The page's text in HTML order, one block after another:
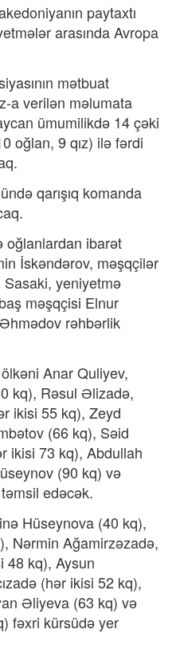
paytaxtı
arasında Avropa
mətbuat
a verilən məlumata
ümumilikdə 14 çəki
oğlan, 9 qız) ilə fərdi
qarışıq komanda
oğlanlardan ibarət
İskəndərov, məşqçilər
Sasaki, yeniyetmə
məşqçisi Elnur
rəhbərlik
Anar Quliyev,
kq), Rəsul Əlizadə,
ikisi 55 kq), Zeyd
(66 kq), Səid
ikisi 73 kq), Abdullah
(90 kq) və
edəcək.
Hüseynova (40 kq),
Nərmin Ağamirzəzadə,
48 kq), Aysun
(hər ikisi 52 kq),
Əliyeva (63 kq) və
fəxri kürsüdə yer